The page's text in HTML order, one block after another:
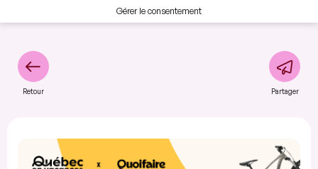
Gérer le consentement
Retour Partager